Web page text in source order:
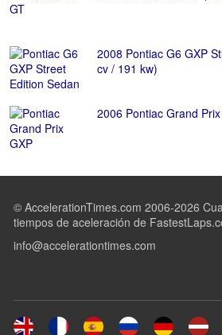
2008 Pontiac G6 GXP
cv / 191 kw)
2006 Pontiac Grand
© AccelerationTimes.com 2006-2026
tiempos de aceleración de
info@accelerationtimes.com